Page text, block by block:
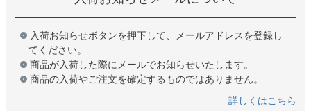
入荷お知らせボタンを押下して、メールアドレスを登録し
てください。
商品が入荷した際にメールでお知らせいたします。
商品の入荷やご注文を確定するものではありません。
詳しくはこちら